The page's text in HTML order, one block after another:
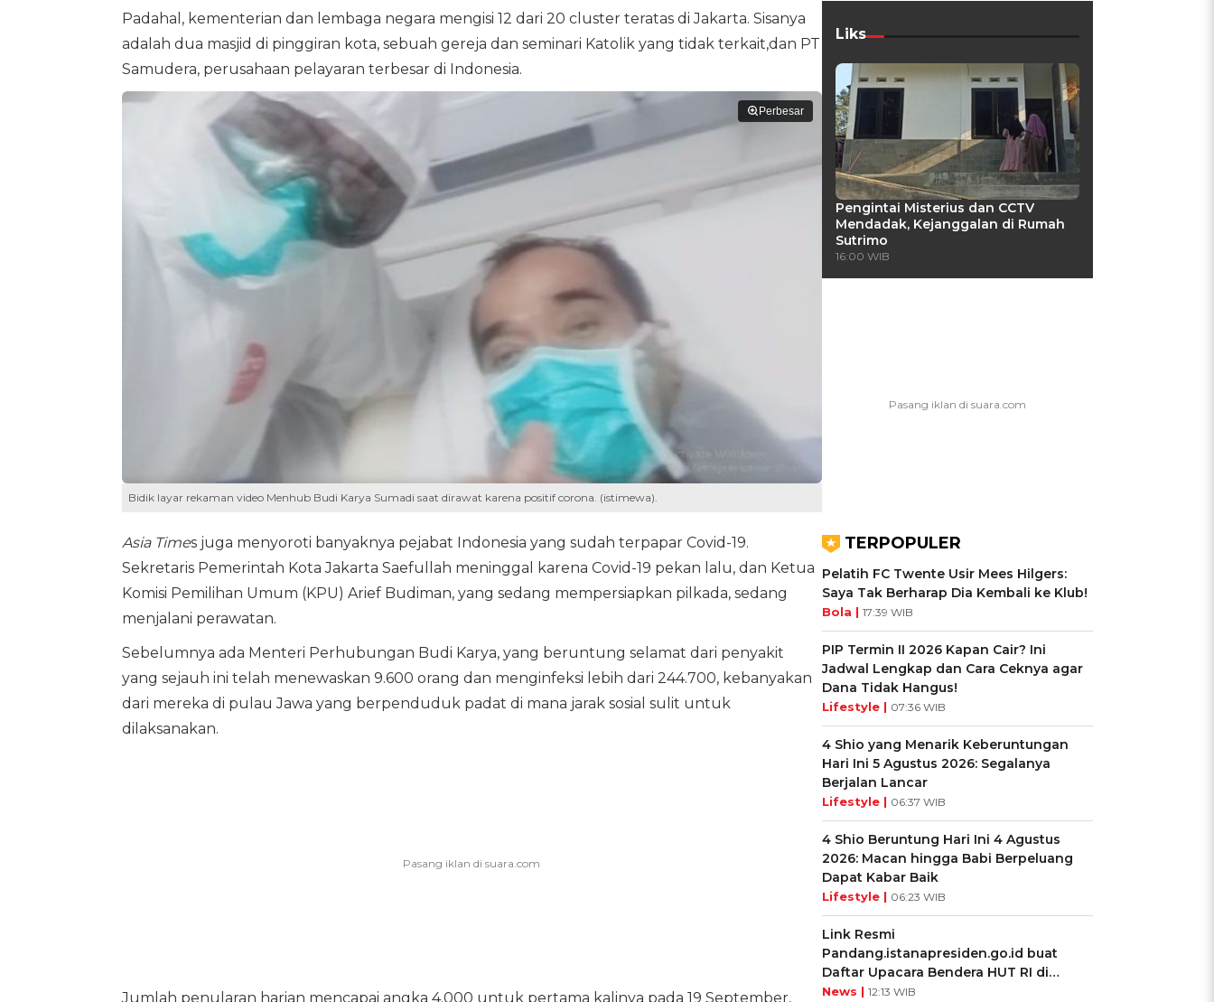
Padahal, kementerian dan lembaga negara mengisi 12 dari 20 cluster teratas di Jakarta. Sisanya
adalah dua masjid di pinggiran kota, sebuah gereja dan seminari Katolik yang tidak terkait,dan PT
Samudera, perusahaan pelayaran terbesar di Indonesia.
Perbesar
Bidik layar rekaman video Menhub Budi Karya Sumadi saat dirawat karena positif corona. (istimewa).
Asia Times juga menyoroti banyaknya pejabat Indonesia yang sudah terpapar Covid-19.
Sekretaris Pemerintah Kota Jakarta Saefullah meninggal karena Covid-19 pekan lalu, dan Ketua
Komisi Pemilihan Umum (KPU) Arief Budiman, yang sedang mempersiapkan pilkada, sedang
menjalani perawatan.
Sebelumnya ada Menteri Perhubungan Budi Karya, yang beruntung selamat dari penyakit
yang sejauh ini telah menewaskan 9.600 orang dan menginfeksi lebih dari 244.700, kebanyakan
dari mereka di pulau Jawa yang berpenduduk padat di mana jarak sosial sulit untuk
dilaksanakan.
Jumlah penularan harian mencapai angka 4.000 untuk pertama kalinya pada 19 September,
Liks
Pengintai Misterius dan CCTV
Mendadak, Kejanggalan di Rumah
Sutrimo
16:00 WIB
TERPOPULER
Pelatih FC Twente Usir Mees Hilgers:
Saya Tak Berharap Dia Kembali ke Klub!
Bola | 17:39 WIB
PIP Termin II 2026 Kapan Cair? Ini
Jadwal Lengkap dan Cara Ceknya agar
Dana Tidak Hangus!
Lifestyle | 07:36 WIB
4 Shio yang Menarik Keberuntungan
Hari Ini 5 Agustus 2026: Segalanya
Berjalan Lancar
Lifestyle | 06:37 WIB
4 Shio Beruntung Hari Ini 4 Agustus
2026: Macan hingga Babi Berpeluang
Dapat Kabar Baik
Lifestyle | 06:23 WIB
Link Resmi
Pandang.istanapresiden.go.id buat
Daftar Upacara Bendera HUT RI di
Istana Negara
News | 12:13 WIB